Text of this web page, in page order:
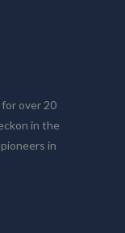
over 20
in the
in